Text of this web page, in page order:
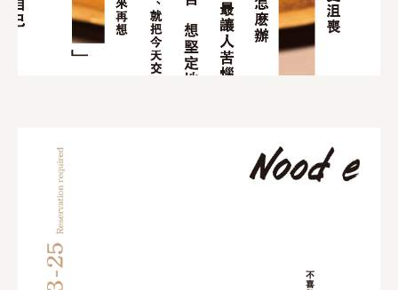
株式会社 京都産業振興センター
一般社団法人日本家具産業振興会、メッセフランクフ
フードバレーとかち首都圏プロモーション実行委員会
株式会社 中華・高橋
株式会社ITC